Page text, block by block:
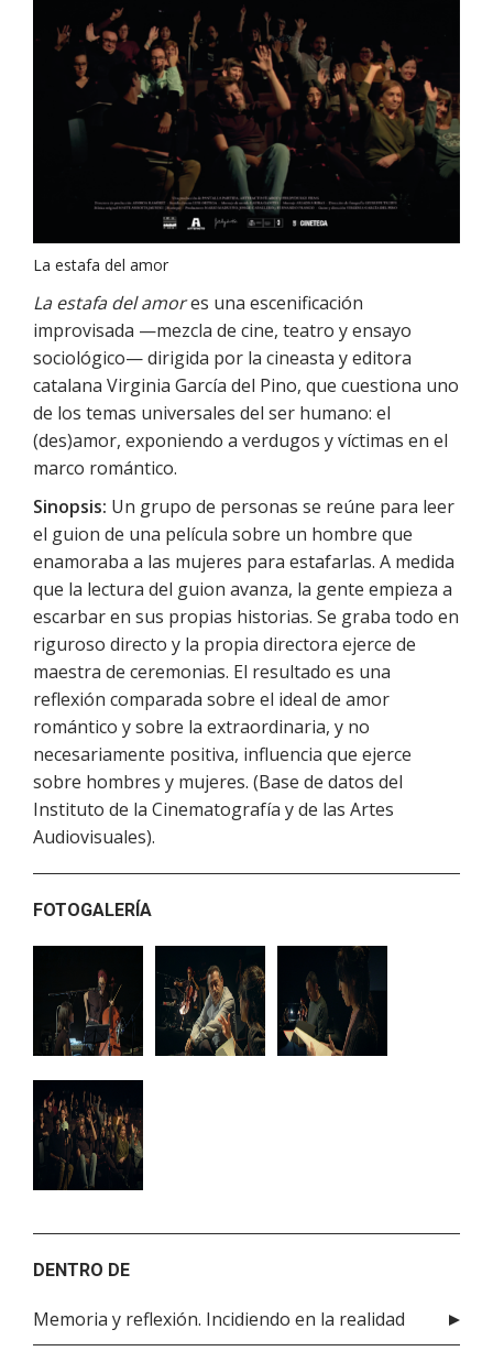
La estafa del amor
La estafa del amores una escenificación
improvisada —mezcla de cine, teatro y ensayo
sociológico— dirigida por la cineasta y editora
catalana Virginia García del Pino, que cuestiona uno
de los temas universales del ser humano: el
(des)amor, exponiendo a verdugos y víctimas en el
marco romántico.
Sinopsis: Un grupo de personas se reúne para leer
el guion de una película sobre un hombre que
enamoraba a las mujeres para estafarlas. A medida
que la lectura del guion avanza, la gente empieza a
escarbar en sus propias historias. Se graba todo en
riguroso directo y la propia directora ejerce de
maestra de ceremonias. El resultado es una
reflexión comparada sobre el ideal de amor
romántico y sobre la extraordinaria, y no
necesariamente positiva, influencia que ejerce
sobre hombres y mujeres. (Base de datos del
Instituto de la Cinematografía y de las Artes
Audiovisuales).
FOTOGALERÍA
DENTRO DE
Memoria y reflexión. Incidiendo en la realidad